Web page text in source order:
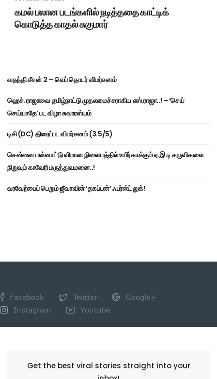
கமல் பலான படங்களில் நடித்ததை காட்டிக்
கொடுத்த காதல் சுகுமார்
வதந்தி சீசன் 2 – வெப் தொடர் விமர்சனம்
ஹெச். ராஜாவை தமிழ்நாட்டு முதலமைச்சராகிய எஸ்.ராஜா..! – ‘செய்
செய்யாதே’ பட விழா சுவாரஸ்யம்
டிசி (DC) திரைப்பட விமர்சனம் (3.5/5)
சென்னை பன்னாட்டு விமான நிலையத்தில் உயிர்காக்கும் ஏ.இ.டி கருவிகளை
நிறுவும் காவேரி மருத்துவமனை..!
வரவேற்பைப் பெறும் ஜீவாவின் ‘தகப்பன்’ ஃபர்ஸ்ட் லுக்!
Facebook Twitter
Google+
Instagram
Youtube
Get the best viral stories straight into your